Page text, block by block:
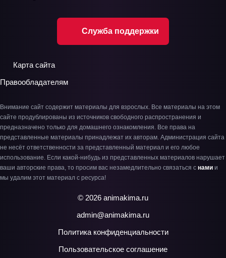
Служба поддержки
Карта сайта
Правообладателям
Внимание сайт содержит материалы для взрослых. Все материалы на этом
сайте продублированы из источников свободного распространения и
предназначено только для домашнего ознакомления. Все права на
представленные материалы принадлежат их авторам. Администрация сайта
не несёт ответственности за представленный материал и его любое
использование. Если какой-нибудь из представленных материалов нарушает
ваши авторские права, то просим вас незамедлительно связаться с нами и
мы удалим этот материал с ресурса!
© 2026 animakima.ru
admin@animakima.ru
Политика конфиденциальности
Пользовательское соглашение